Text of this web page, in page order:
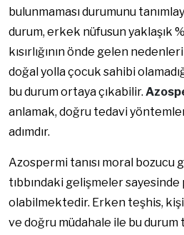
bulunmaması durumunu
durum, erkek nüfusun yaklaşık
kısırlığının önde gelen
doğal yolla çocuk sahibi
bu durum ortaya çıkabilir.
anlamak, doğru tedavi
adımdır.
Azospermi tanısı moral bozucu
tıbbındaki gelişmeler
olabilmektedir. Erken teşhis,
ve doğru müdahale ile bu durum